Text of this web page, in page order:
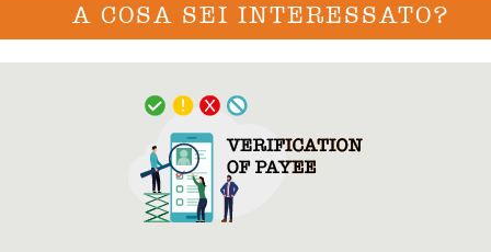
A COSA SEI INTERESSATO?